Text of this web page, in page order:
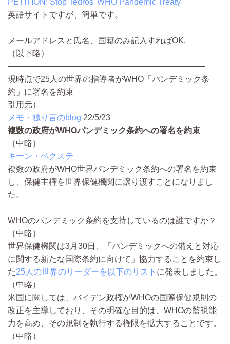
PETITION: Stop Tedros' WHO Pandemic Treaty
英語サイトですが、簡単です。
メールアドレスと氏名、国籍のみ記入すればOK.
（以下略）
————————————————————————
現時点で25人の世界の指導者がWHO「パンデミック条
約」に署名を約束
引用元）
メモ・独り言のblog 22/5/23
複数の政府がWHOパンデミック条約への署名を約束
（中略）
キーン・ベクステ
複数の政府がWHO世界パンデミック条約への署名を約束
し、保健主権を世界保健機関に譲り渡すことになりまし
た。
WHOのパンデミック条約を支持しているのは誰ですか？
（中略）
世界保健機関は3月30日、「パンデミックへの備えと対応
に関する新たな国際条約に向けて」協力することを約束し
た25人の世界のリーダーを以下のリスト に発表しました。
（中略）
米国に関しては、バイデン政権がWHOの国際保健規則の
改正を主導しており、その明確な目的は、WHOの監視能
力を高め、その規制を執行する権限を拡大することです。
（中略）